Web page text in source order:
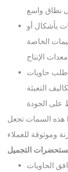
بأشكال أو
الخاصة
طلب حاويات
التعبئة
هذه السمات تجعل Empty Blush Containers أداة عملية
التجميل
الحاويات